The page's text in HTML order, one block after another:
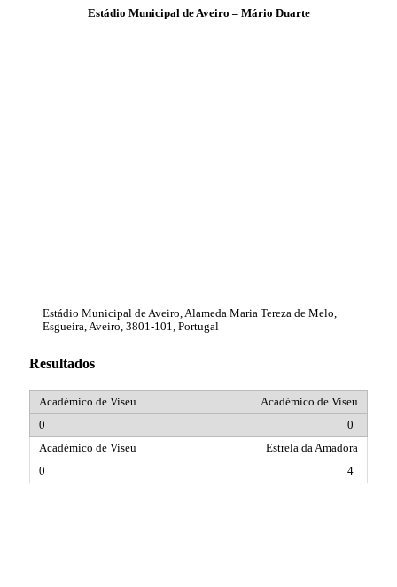
Estádio Municipal de Aveiro – Mário Duarte
Estádio Municipal de Aveiro, Alameda Maria Tereza de Melo,
Esgueira, Aveiro, 3801-101, Portugal
Resultados
Académico de Viseu
0
Estrela da Amadora
4